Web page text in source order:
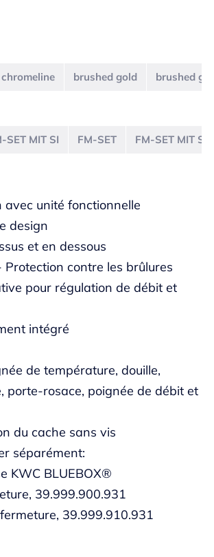
avec unité fonctionnelle
design
et en dessous
Protection contre les brûlures
pour régulation de débit et
intégré
de température, douille,
porte-rosace, poignée de débit et
du cache sans vis
séparément:
KWC BLUEBOX®
39.999.900.931
39.999.910.931
chromeline brushed gold brushed
SET MIT SI FM-SET FM-SET MIT SI